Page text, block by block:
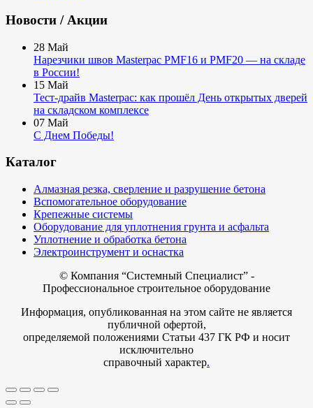
Новости / Акции
28 Май
Нарезчики швов Masterpac PMF16 и PMF20 — на складе
в России!
15 Май
Тест-драйв Masterpac: как прошёл День открытых дверей
на складском комплексе
07 Май
С Днем Победы!
Каталог
Алмазная резка, сверление и разрушение бетона
Вспомогательное оборудование
Крепежные системы
Оборудование для уплотнения грунта и асфальта
Уплотнение и обработка бетона
Электроинструмент и оснастка
© Компания “Системный Специалист” -
Профессиональное строительное оборудование
Информация, опубликованная на этом сайте не является
публичной офертой,
определяемой положениями Статьи 437 ГК РФ и носит
исключительно
справочный характер.